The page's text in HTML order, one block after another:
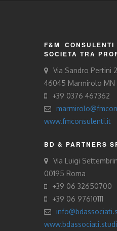
F&M
SOCIETÀ TRA
Via Sandro Pertini
46045 Marmirolo MN
+39 0376 467362
www.fmconsulenti.it
BD & PARTNERS
Via Luigi
00195 Roma
+39 06 32650700
+39 06 97610111